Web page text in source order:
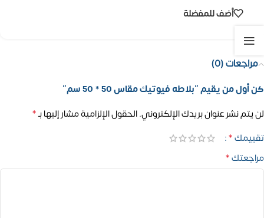
أضف للمفضلة
مراجعات (0)
كن أول من يقيم “بلاطه فيوتيك مقاس 50 * 50 سم”
لن يتم نشر عنوان بريدك الإلكتروني.الحقول الإلزامية مشار إليها بـ*
تقييمك*
مراجعتك*